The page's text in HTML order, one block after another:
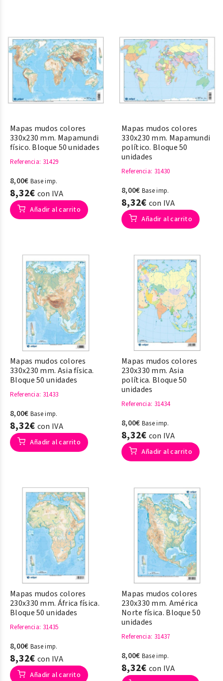
Mapas mudos colores
330x230 mm. Mapamundi
físico. Bloque 50 unidades
Referencia: 31429
8,00€ Base imp.
8,32€ con IVA
Añadir al carrito
Mapas mudos colores
330x230 mm. Mapamundi
político. Bloque 50
unidades
Referencia: 31430
8,00€ Base imp.
8,32€ con IVA
Añadir al carrito
Mapas mudos colores
330x230 mm. Asia física.
Bloque 50 unidades
Referencia: 31433
8,00€ Base imp.
8,32€ con IVA
Añadir al carrito
Mapas mudos colores
230x330 mm. Asia
política. Bloque 50
unidades
Referencia: 31434
8,00€ Base imp.
8,32€ con IVA
Añadir al carrito
Mapas mudos colores
230x330 mm. África física.
Bloque 50 unidades
Referencia: 31435
8,00€ Base imp.
8,32€ con IVA
Añadir al carrito
Mapas mudos colores
230x330 mm. América
Norte física. Bloque 50
unidades
Referencia: 31437
8,00€ Base imp.
8,32€ con IVA